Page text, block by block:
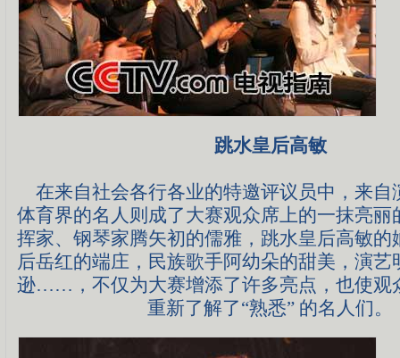
跳水皇后高敏
在来自社会各行各业的特邀评议员中，来自
体育界的名人则成了大赛观众席上的一抹亮丽
挥家、钢琴家腾矢初的儒雅，跳水皇后高敏的
后岳红的端庄，民族歌手阿幼朵的甜美，演艺
逊……，不仅为大赛增添了许多亮点，也使观
重新了解了“熟悉” 的名人们。